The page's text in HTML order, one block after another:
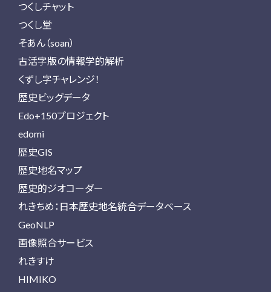
つくしチャット
つくし堂
そあん（soan）
古活字版の情報学的解析
くずし字チャレンジ！
歴史ビッグデータ
Edo+150プロジェクト
edomi
歴史GIS
歴史地名マップ
歴史的ジオコーダー
れきちめ：日本歴史地名統合データベース
GeoNLP
画像照合サービス
れきすけ
HIMIKO